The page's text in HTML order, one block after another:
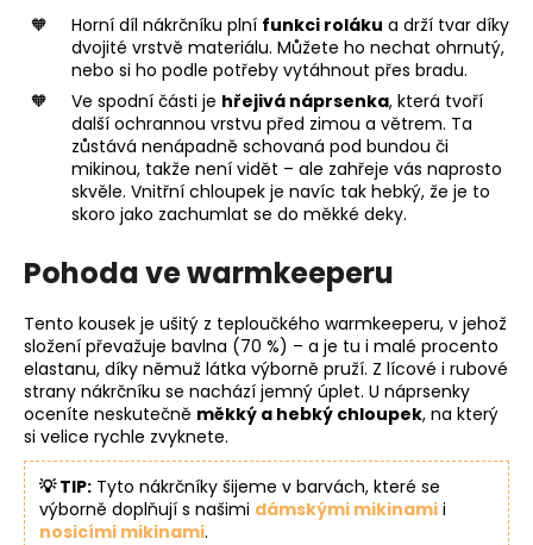
Horní díl nákrčníku plní funkci roláku a drží tvar díky
dvojité vrstvě materiálu. Můžete ho nechat ohrnutý,
nebo si ho podle potřeby vytáhnout přes bradu.
Ve spodní části je hřejivá náprsenka, která tvoří
další ochrannou vrstvu před zimou a větrem. Ta
zůstává nenápadně schovaná pod bundou či
mikinou, takže není vidět – ale zahřeje vás naprosto
skvěle. Vnitřní chloupek je navíc tak hebký, že je to
skoro jako zachumlat se do měkké deky.
Pohoda ve warmkeeperu
Tento kousek je ušitý z teploučkého warmkeeperu, v jehož
složení převažuje bavlna (70 %) – a je tu i malé procento
elastanu, díky němuž látka výborně pruží. Z lícové i rubové
strany nákrčníku se nachází jemný úplet. U náprsenky
oceníte neskutečně měkký a hebký chloupek, na který
si velice rychle zvyknete.
💡 TIP: Tyto nákrčníky šijeme v barvách, které se
výborně doplňují s našimi dámskými mikinami i
nosicími mikinami.